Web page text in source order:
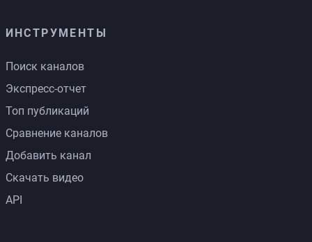
ИНСТРУМЕНТЫ
Поиск каналов
Экспресс-отчет
Топ публикаций
Сравнение каналов
Добавить канал
Скачать видео
API